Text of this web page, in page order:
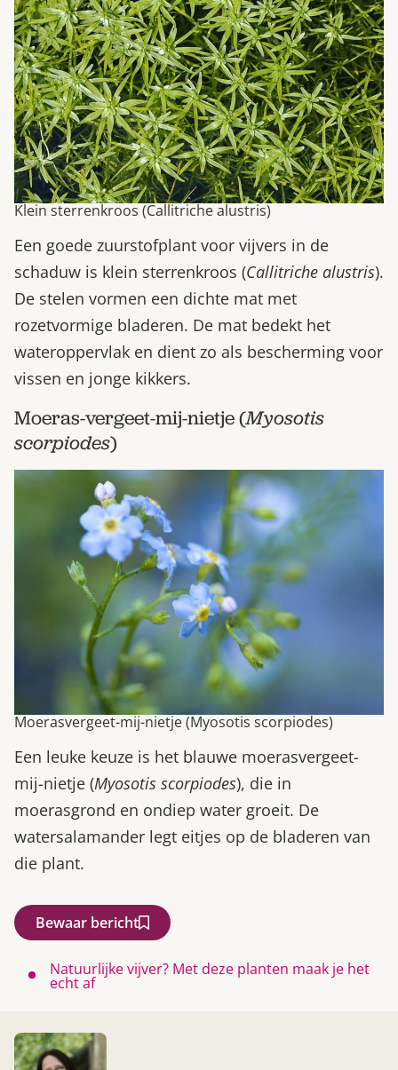
Klein sterrenkroos (Callitriche alustris)
Een goede zuurstofplant voor vijvers in de
schaduw is klein sterrenkroos (Callitriche alustris).
De stelen vormen een dichte mat met
rozetvormige bladeren. De mat bedekt het
wateroppervlak en dient zo als bescherming voor
vissen en jonge kikkers.
Moeras-vergeet-mij-nietje (Myosotis
scorpiodes)
Moerasvergeet-mij-nietje (Myosotis scorpiodes)
Een leuke keuze is het blauwe moerasvergeet-
mij-nietje (Myosotis scorpiodes), die in
moerasgrond en ondiep water groeit. De
watersalamander legt eitjes op de bladeren van
die plant.
Bewaar bericht
Natuurlijke vijver? Met deze planten maak je het
echt af